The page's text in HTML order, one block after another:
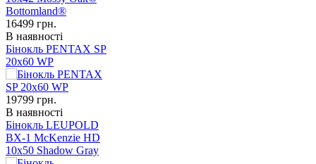
16499 грн.
В наявності
Бінокль PENTAX SP
20x60 WP
19799 грн.
В наявності
Бінокль LEUPOLD
BX-1 McKenzie HD
10x50 Shadow Gray